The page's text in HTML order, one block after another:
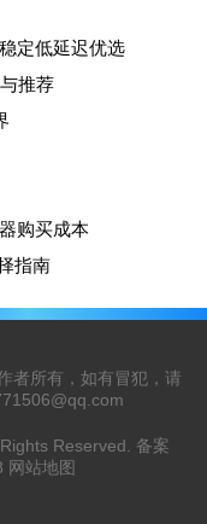
定低延迟优选
推荐
购买成本
指南
者所有，如有冒犯，请
Reserved. 备案
网站地图